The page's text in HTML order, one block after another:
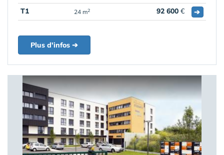
T1 24 m2 92 600 € ➔
Plus d'infos ➔